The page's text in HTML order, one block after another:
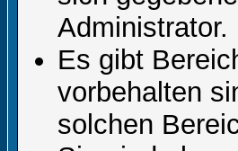
Administrator.
Es gibt
vorbehalten
solchen